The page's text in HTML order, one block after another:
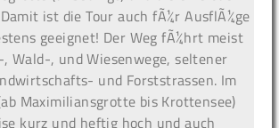
ist die Tour auch fÃ¼r AusflÃ¼ge
geeignet! Der Weg fÃ¼hrt meist
Wald-, und Wiesenwege, seltener
und Forststrassen. Im
Maximiliansgrotte bis Krottensee)
kurz und heftig hoch und auch